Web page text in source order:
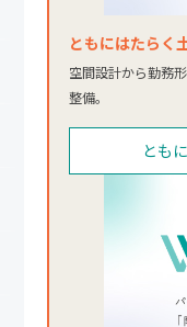
ともにはたらく
空間設計から勤務
整備。
とも